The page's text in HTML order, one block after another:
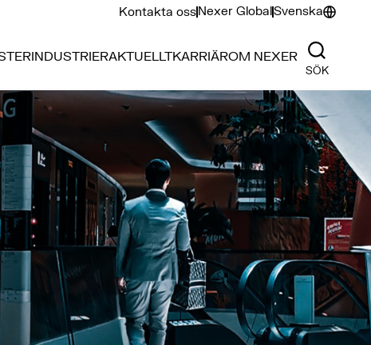
Kontakta ossNexer GlobalSvenska
INDUSTRIERAKTUELLTKARRIÄROM NEXER
SÖK